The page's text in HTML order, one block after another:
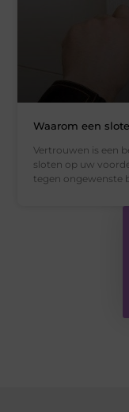
Waarom een
Vertrouwen is een
sloten op uw
tegen ongewenste